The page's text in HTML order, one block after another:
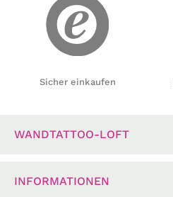
Sicher einkaufen
WANDTATTOO-LOFT
INFORMATIONEN